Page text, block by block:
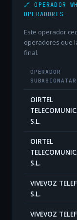
🔗 OPERADOR
OPERADORES
Este operador
operadores que
final.
OPERADOR
OIRTEL
S.L.
OIRTEL
S.L.
VIVEVOZ
S.L.
VIVEVOZ